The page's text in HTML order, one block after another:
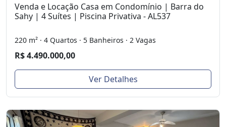
Venda e Locação Casa em Condomínio | Barra do
Sahy | 4 Suítes | Piscina Privativa - AL537
220 m² · 4 Quartos · 5 Banheiros · 2 Vagas
R$ 4.490.000,00
Ver Detalhes